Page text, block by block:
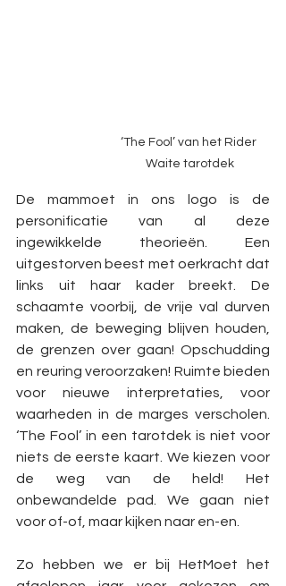
‘The Fool’ van het Rider
Waite tarotdek
De mammoet in ons logo is de
personificatie van al deze
ingewikkelde theorieën. Een
uitgestorven beest met oerkracht dat
links uit haar kader breekt. De
schaamte voorbij, de vrije val durven
maken, de beweging blijven houden,
de grenzen over gaan! Opschudding
en reuring veroorzaken! Ruimte bieden
voor nieuwe interpretaties, voor
waarheden in de marges verscholen.
‘The Fool’ in een tarotdek is niet voor
niets de eerste kaart. We kiezen voor
de weg van de held! Het
onbewandelde pad. We gaan niet
voor of-of, maar kijken naar en-en.
Zo hebben we er bij HetMoet het